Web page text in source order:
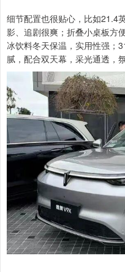
细节配置也很贴心，比如21.4
影、追剧很爽；折叠小桌板方
冰饮料冬天保温，实用性强；
腻，配合双天幕，采光通透，